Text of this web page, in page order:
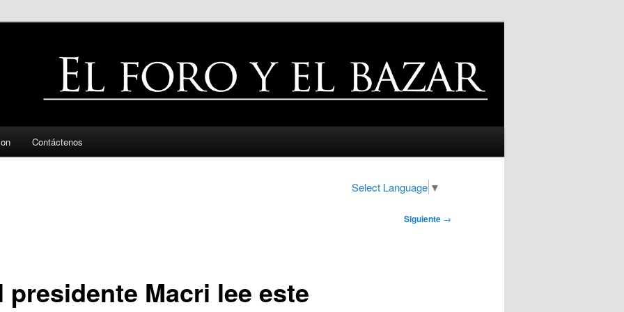
Contáctenos
Select Language ▼
Siguiente →
presidente Macri lee este